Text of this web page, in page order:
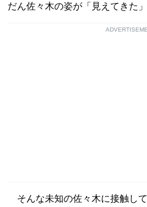
だん佐々木の姿が「見えてきた」
そんな未知の佐々木に接触し